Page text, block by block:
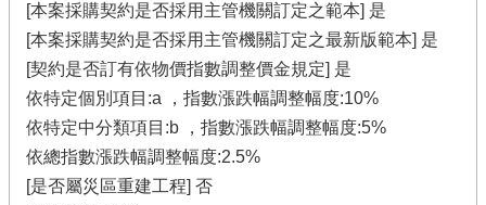
[本案採購契約是否採用主管機關訂定之範本] 是
[本案採購契約是否採用主管機關訂定之最新版範本] 是
[契約是否訂有依物價指數調整價金規定] 是
依特定個別項目:a ，指數漲跌幅調整幅度:10%
依特定中分類項目:b ，指數漲跌幅調整幅度:5%
依總指數漲跌幅調整幅度:2.5%
[是否屬災區重建工程] 否